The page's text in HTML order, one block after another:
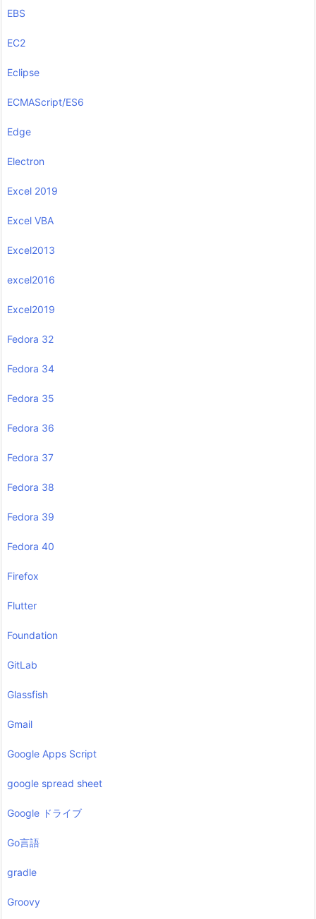
EBS
EC2
Eclipse
ECMAScript/ES6
Edge
Electron
Excel 2019
Excel VBA
Excel2013
excel2016
Excel2019
Fedora 32
Fedora 34
Fedora 35
Fedora 36
Fedora 37
Fedora 38
Fedora 39
Fedora 40
Firefox
Flutter
Foundation
GitLab
Glassfish
Gmail
Google Apps Script
google spread sheet
Google ドライブ
Go言語
gradle
Groovy